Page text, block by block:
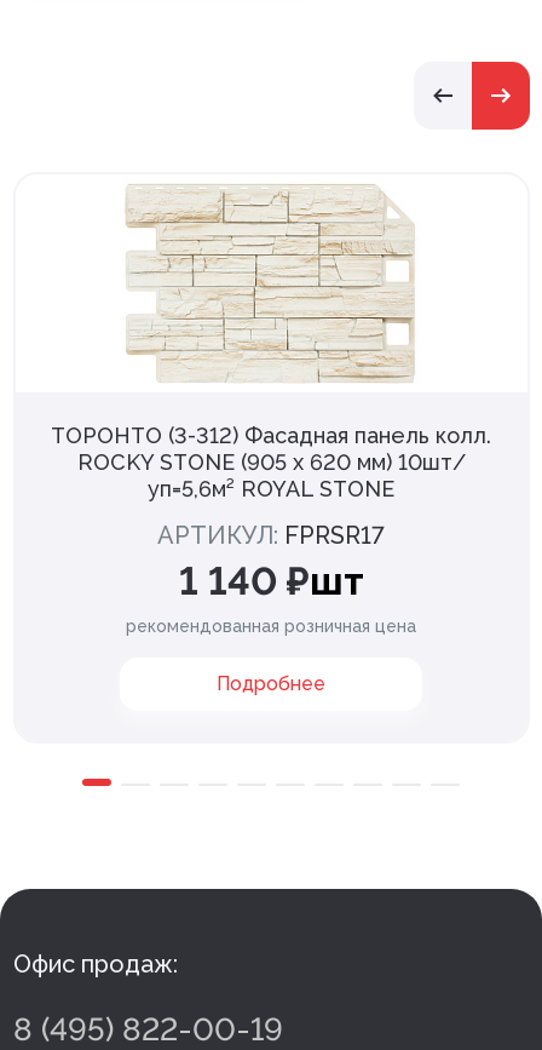
ТОРОНТО (3-312) Фасадная панель колл.
ROCKY STONE (905 х 620 мм) 10шт/
уп=5,6м² ROYAL STONE
АРТИКУЛ: FPRSR17
1 140 ₽шт
рекомендованная розничная цена
Подробнее
Офис продаж:
8 (495) 822-00-19